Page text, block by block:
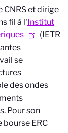
CNRS et dirige
fil à l'Institut
(IETR
se
des ondes
Pour son
bourse ERC